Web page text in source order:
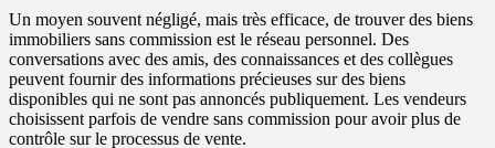
Un moyen souvent négligé, mais très efficace, de trouver des biens
immobiliers sans commission est le réseau personnel. Des
conversations avec des amis, des connaissances et des collègues
peuvent fournir des informations précieuses sur des biens
disponibles qui ne sont pas annoncés publiquement. Les vendeurs
choisissent parfois de vendre sans commission pour avoir plus de
contrôle sur le processus de vente.